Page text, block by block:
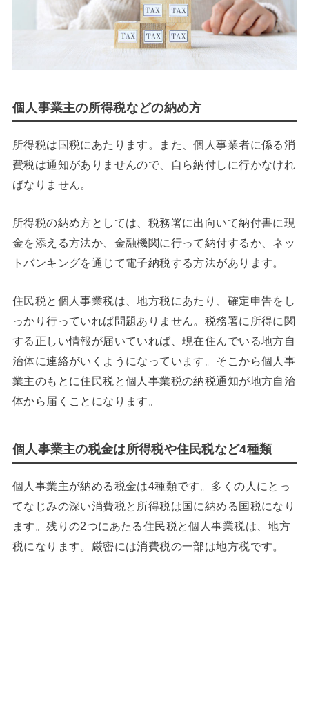
個人事業主の所得税などの納め方
所得税は国税にあたります。また、個人事業者に係る消
費税は通知がありませんので、自ら納付しに行かなけれ
ばなりません。
所得税の納め方としては、税務署に出向いて納付書に現
金を添える方法か、金融機関に行って納付するか、ネッ
トバンキングを通じて電子納税する方法があります。
住民税と個人事業税は、地方税にあたり、確定申告をし
っかり行っていれば問題ありません。税務署に所得に関
する正しい情報が届いていれば、現在住んでいる地方自
治体に連絡がいくようになっています。そこから個人事
業主のもとに住民税と個人事業税の納税通知が地方自治
体から届くことになります。
個人事業主の税金は所得税や住民税など4種類
個人事業主が納める税金は4種類です。多くの人にとっ
てなじみの深い消費税と所得税は国に納める国税になり
ます。残りの2つにあたる住民税と個人事業税は、地方
税になります。厳密には消費税の一部は地方税です。